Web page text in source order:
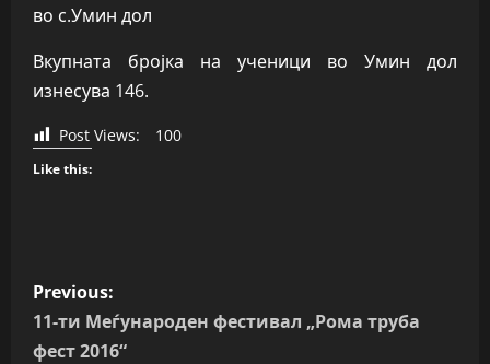
во с.Умин дол
Вкупната бројка на ученици во Умин дол
изнесува 146.
Post Views: 100
Like this:
P
o
Previous:
11-ти Меѓународен фестивал „Рома труба
фест 2016“